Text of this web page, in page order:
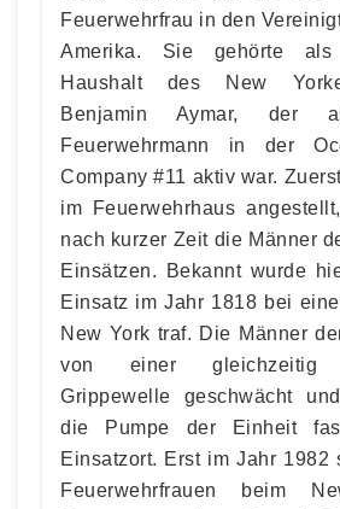
Feuerwehrfrau in den
Amerika. Sie gehörte
Haushalt des New
Benjamin Aymar, der
Feuerwehrmann in der
Company #11 aktiv war.
im Feuerwehrhaus
nach kurzer Zeit die Männer
Einsätzen. Bekannt wurde
Einsatz im Jahr 1818 bei
New York traf. Die Männer
von einer gleichzeitig
Grippewelle geschwächt
die Pumpe der Einheit
Einsatzort. Erst im Jahr 1982
Feuerwehrfrauen beim